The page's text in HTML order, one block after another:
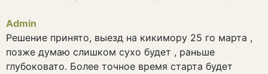
Admin
Решение принято, выезд на кикимору 25 го марта ,
позже думаю слишком сухо будет , раньше
глубоковато. Более точное время старта будет